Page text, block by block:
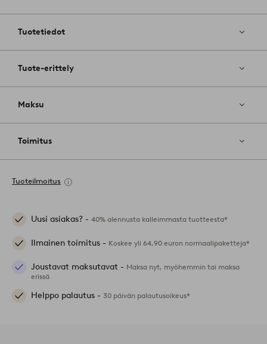
Tuotetiedot
Tuote-erittely
Maksu
Toimitus
Tuoteilmoitus
Uusi asiakas? - 40% alennusta kalleimmasta tuotteesta*
Ilmainen toimitus - Koskee yli 64,90 euron normaalipaketteja*
Joustavat maksutavat - Maksa nyt, myöhemmin tai maksa
erissä
Helppo palautus - 30 päivän palautusoikeus*